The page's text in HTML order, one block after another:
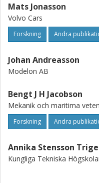
Mats Jonasson
Volvo Cars
Forskning Andra
Johan Andreasson
Modelon AB
Bengt J H Jacobson
Mekanik och maritima
Forskning Andra
Annika Stensson
Kungliga Tekniska